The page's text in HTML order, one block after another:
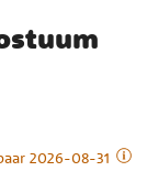
2026-08-31